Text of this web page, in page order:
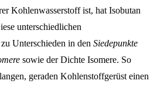
Kohlenwasserstoff ist, hat Isobutan
unterschiedlichen
Unterschieden in den Siedepunkte
sowie der Dichte Isomere. So
geraden Kohlenstoffgerüst einen